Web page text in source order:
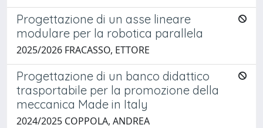
Progettazione di un asse lineare
modulare per la robotica parallela
2025/2026 FRACASSO, ETTORE
Progettazione di un banco didattico
trasportabile per la promozione della
meccanica Made in Italy
2024/2025 COPPOLA, ANDREA